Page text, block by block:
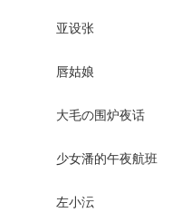
亚设张
唇姑娘
大毛の围炉夜话
少女潘的午夜航班
左小沄